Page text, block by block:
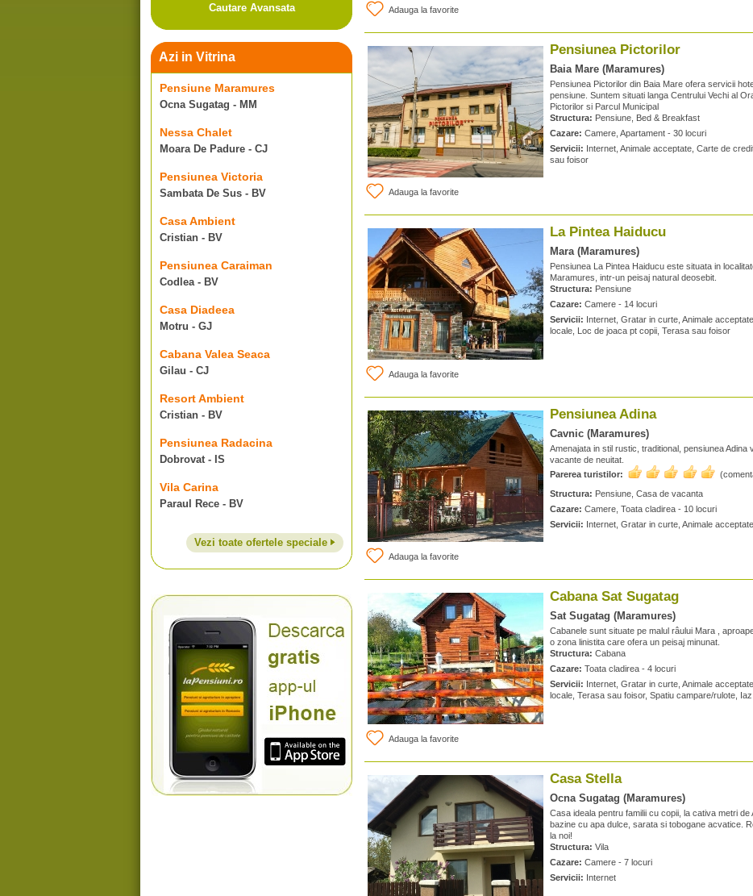
Cautare Avansata
Azi in Vitrina
Pensiune Maramures
Ocna Sugatag - MM
Nessa Chalet
Moara De Padure - CJ
Pensiunea Victoria
Sambata De Sus - BV
Casa Ambient
Cristian - BV
Pensiunea Caraiman
Codlea - BV
Casa Diadeea
Motru - GJ
Cabana Valea Seaca
Gilau - CJ
Resort Ambient
Cristian - BV
Pensiunea Radacina
Dobrovat - IS
Vila Carina
Paraul Rece - BV
Vezi toate ofertele speciale
Adauga la favorite
Adauga la favorite
Pensiunea Pictorilor
Baia Mare (Maramures)
Pensiunea Pictorilor din Baia Mare ofera servicii
pensiune. Suntem situati langa Centrului Vechi al
Pictorilor si Parcul Municipal
Structura: Pensiune, Bed & Breakfast
Cazare: Camere, Apartament - 30 locuri
Servicii: Internet, Animale acceptate, Carte de
sau foisor
Adauga la favorite
La Pintea Haiducu
Mara (Maramures)
Pensiunea La Pintea Haiducu este situata in
Maramures, intr-un peisaj natural deosebit.
Structura: Pensiune
Cazare: Camere - 14 locuri
Servicii: Internet, Gratar in curte, Animale
locale, Loc de joaca pt copii, Terasa sau foisor
Adauga la favorite
Pensiunea Adina
Cavnic (Maramures)
Amenajata in stil rustic, traditional, pensiunea Adina
vacante de neuitat.
Parerea turistilor:
Structura: Pensiune, Casa de vacanta
Cazare: Camere, Toata cladirea - 10 locuri
Servicii: Internet, Gratar in curte, Animale
Adauga la favorite
Cabana Sat Sugatag
Sat Sugatag (Maramures)
Cabanele sunt situate pe malul râului Mara ,
o zona linistita care ofera un peisaj minunat.
Structura: Cabana
Cazare: Toata cladirea - 4 locuri
Servicii: Internet, Gratar in curte, Animale
locale, Terasa sau foisor, Spatiu campare/rulote,
Casa Stella
Ocna Sugatag (Maramures)
Casa ideala pentru familii cu copii, la cativa metri de
bazine cu apa dulce, sarata si tobogane acvatice.
la noi!
Structura: Vila
Cazare: Camere - 7 locuri
Servicii: Internet